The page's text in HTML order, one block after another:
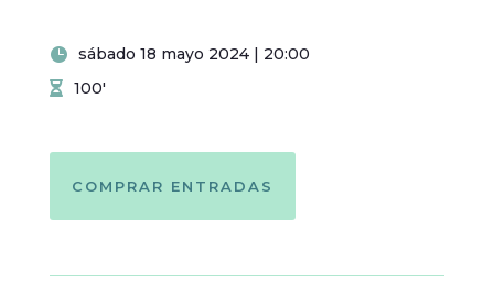
sábado 18 mayo 2024 | 20:00
100'
COMPRAR ENTRADAS